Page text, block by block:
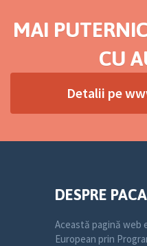
MAI
CU
Detalii pe
DESPRE PACA
Această pagină web
European prin